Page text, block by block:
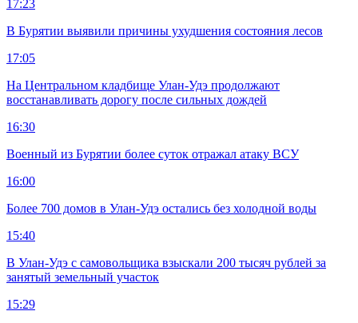
17:23
В Бурятии выявили причины ухудшения состояния лесов
17:05
На Центральном кладбище Улан-Удэ продолжают
восстанавливать дорогу после сильных дождей
16:30
Военный из Бурятии более суток отражал атаку ВСУ
16:00
Более 700 домов в Улан-Удэ остались без холодной воды
15:40
В Улан-Удэ с самовольщика взыскали 200 тысяч рублей за
занятый земельный участок
15:29